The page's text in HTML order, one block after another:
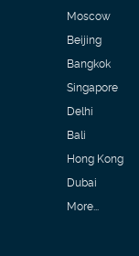
Moscow
Beijing
Bangkok
Singapore
Delhi
Bali
Hong Kong
Dubai
More...